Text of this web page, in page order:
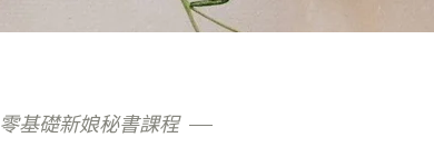
零基礎新娘秘書課程